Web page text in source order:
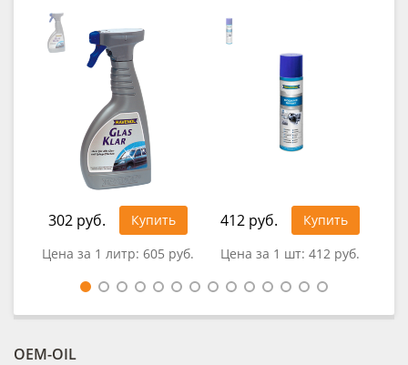
302 руб.
Купить
Цена за 1 литр: 605 руб.
412 руб.
Купить
Цена за 1 шт: 412 руб.
OEM-OIL